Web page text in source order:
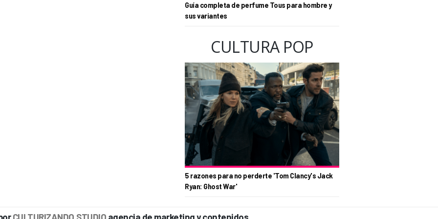
Guía completa de perfume Tous para hombre y
sus variantes
CULTURA POP
5 razones para no perderte 'Tom Clancy's Jack
Ryan: Ghost War'